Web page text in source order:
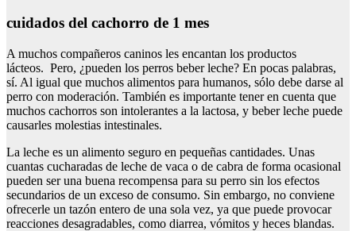
cuidados del cachorro de 1 mes
A muchos compañeros caninos les encantan los productos
lácteos. Pero, ¿pueden los perros beber leche? En pocas palabras,
sí. Al igual que muchos alimentos para humanos, sólo debe darse al
perro con moderación. También es importante tener en cuenta que
muchos cachorros son intolerantes a la lactosa, y beber leche puede
causarles molestias intestinales.
La leche es un alimento seguro en pequeñas cantidades. Unas
cuantas cucharadas de leche de vaca o de cabra de forma ocasional
pueden ser una buena recompensa para su perro sin los efectos
secundarios de un exceso de consumo. Sin embargo, no conviene
ofrecerle un tazón entero de una sola vez, ya que puede provocar
reacciones desagradables, como diarrea, vómitos y heces blandas.